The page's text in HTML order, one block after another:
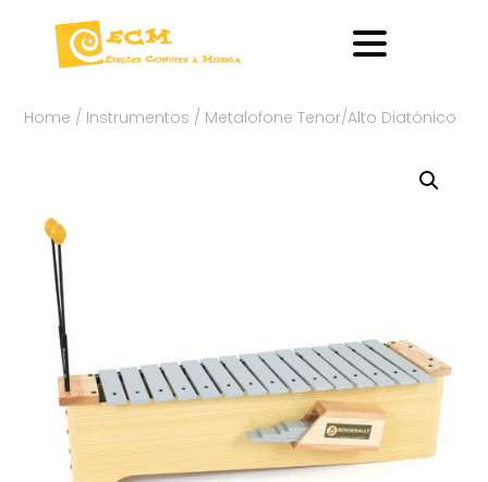
Home / Instrumentos / Metalofone Tenor/Alto Diatónico